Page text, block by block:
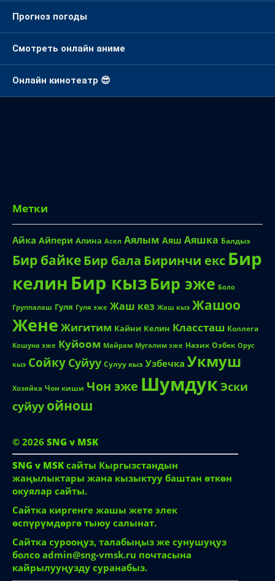
Прогноз погоды
Смотреть онлайн аниме
Онлайн кинотеатр 😎
Метки
Айка Айпери Алина Асел Аялым Аяш Аяшка Балдыз
Бир байкеБир бала Биринчи екс Бир
келин Бир кыз Бир эже Боло
Группалаш Гуля Гуля эже Жаш кез Жаш кыз Жашоо
Жене Жигитим Кайни Келин Классташ Коллега
Кошуна эже Куйоом Майрам Мугалим эже Назик Озбек Орус
кыз Сойку Суйуу Сулуу кыз Узбечка Укмуш
Хозяйка Чон киши Чон эже ШумдукЭски
суйуу ойнош
© 2026 SNG v MSK
SNG v MSK сайты Кыргызстандын
жаңылыктары жана кызыктуу баштан өткөн
окуялар сайты.
Сайтка киргенге жашы жете элек
өспүрүмдөргө тыюу салынат.
Сайтка сурооңуз, талабыңыз же сунушуңуз
болсо admin@sng-vmsk.ru почтасына
кайрылууңузду суранабыз.